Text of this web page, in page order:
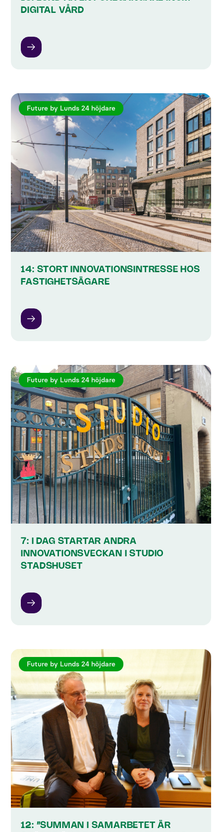
DIGITAL VÅRD
Future by Lunds 24 höjdare
14: STORT INNOVATIONSINTRESSE HOS
FASTIGHETSÄGARE
Future by Lunds 24 höjdare
7: I DAG STARTAR ANDRA
INNOVATIONSVECKAN I STUDIO
STADSHUSET
Future by Lunds 24 höjdare
12: ”SUMMAN I SAMARBETET ÄR